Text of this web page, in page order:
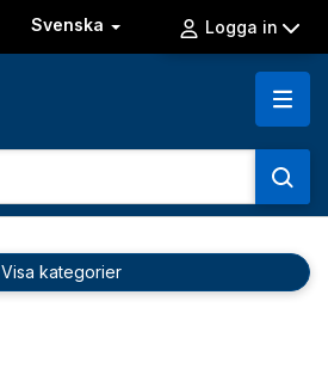
Svenska Logga in
Visa kategorier